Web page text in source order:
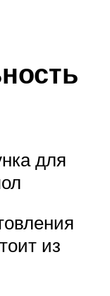
для
из